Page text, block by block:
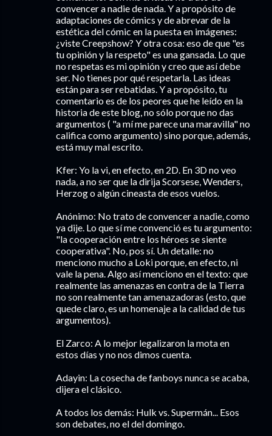
convencer a nadie de nada. Y a propósito de
adaptaciones de cómics y de abrevar de la
estética del cómic en la puesta en imágenes:
¿viste Creepshow? Y otra cosa: eso de que "es
tu opinión y la respeto" es una gansada. Lo que
no respetas es mi opinión y creo que así debe
ser. No tienes por qué respetarla. Las ideas
están para ser rebatidas. Y a propósito, tu
comentario es de los peores que he leído en la
historia de este blog, no sólo porque no das
argumentos ( "a mí me parece una maravilla" no
califica como argumento) sino porque, además,
está muy mal escrito.
Kfer: Yo la vi, en efecto, en 2D. En 3D no veo
nada, a no ser que la dirija Scorsese, Wenders,
Herzog o algún cineasta de esos vuelos.
Anónimo: No trato de convencer a nadie, como
ya dije. Lo que sí me convenció es tu argumento:
"la cooperación entre los héroes se siente
cooperativa". No, pos sí. Un detalle: no
menciono mucho a Loki porque, en efecto, ni
vale la pena. Algo así menciono en el texto: que
realmente las amenazas en contra de la Tierra
no son realmente tan amenazadoras (esto, que
quede claro, es un homenaje a la calidad de tus
argumentos).
El Zarco: A lo mejor legalizaron la mota en
estos días y no nos dimos cuenta.
Adayin: La cosecha de fanboys nunca se acaba,
dijera el clásico.
A todos los demás: Hulk vs. Supermán... Esos
son debates, no el del domingo.